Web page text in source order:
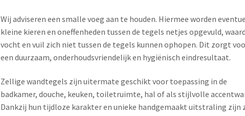
Wij adviseren een smalle voeg aan te houden. Hiermee worden
kleine kieren en oneffenheden tussen de tegels netjes opgevuld,
vocht en vuil zich niet tussen de tegels kunnen ophopen. Dit zorgt
een duurzaam, onderhoudsvriendelijk en hygiënisch eindresultaat.
Zellige wandtegels zijn uitermate geschikt voor toepassing in de
badkamer, douche, keuken, toiletruimte, hal of als stijlvolle
Dankzij hun tijdloze karakter en unieke handgemaakt uitstraling zijn